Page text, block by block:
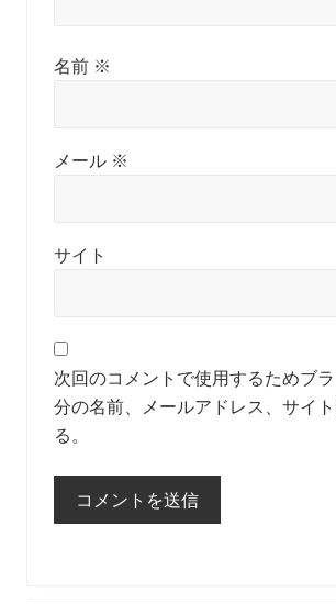
名前 ※
メール ※
サイト
次回のコメントで使用するためブ
分の名前、メールアドレス、サイ
る。